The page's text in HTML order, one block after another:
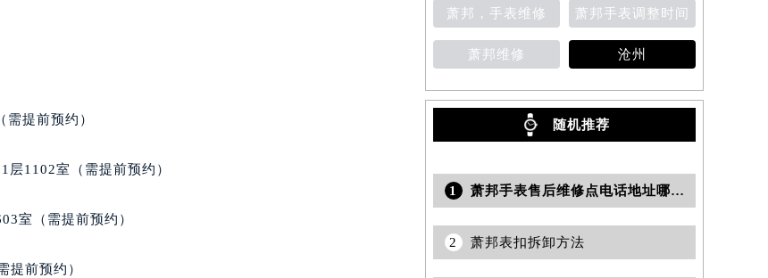
心（需提前预约）
心（需提前预约）
中心（需提前预约）
务中心（需提前预约）
萧邦售后服务中心（需提前预约）
提前预约）
1102室（需提前预约）
室（需提前预约）
提前预约）
萧邦，手表维修 萧邦手表调整时间
萧邦维修 沧州
随机推荐
1 萧邦手表售后维修点电话地址哪里有
2 萧邦表扣拆卸方法